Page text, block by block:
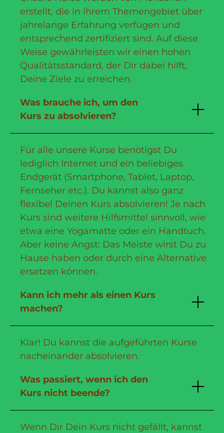
erstellt, die in ihrem Themengebiet über
jahrelange Erfahrung verfügen und
entsprechend zertifiziert sind. Auf diese
Weise gewährleisten wir einen hohen
Qualitätsstandard, der Dir dabei hilft,
Deine Ziele zu erreichen.
Was brauche ich, um den
Kurs zu absolvieren?
Für alle unsere Kurse benötigst Du
lediglich Internet und ein beliebiges
Endgerät (Smartphone, Tablet, Laptop,
Fernseher etc.). Du kannst also ganz
flexibel Deinen Kurs absolvieren! Je nach
Kurs sind weitere Hilfsmittel sinnvoll, wie
etwa eine Yogamatte oder ein Handtuch.
Aber keine Angst: Das Meiste wirst Du zu
Hause haben oder durch eine Alternative
ersetzen können.
Kann ich mehr als einen Kurs
machen?
Klar! Du kannst die aufgeführten Kurse
nacheinander absolvieren.
Was passiert, wenn ich den
Kurs nicht beende?
Wenn Dir Dein Kurs nicht gefällt, kannst